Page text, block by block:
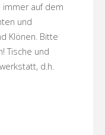
auf dem
und
Klönen. Bitte
Tische und
d.h.